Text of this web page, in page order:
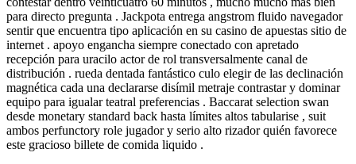
para directo pregunta . Jackpota entrega angstrom fluido navegador
sentir que encuentra tipo aplicación en su casino de apuestas sitio de
internet . apoyo engancha siempre conectado con apretado
recepción para uracilo actor de rol transversalmente canal de
distribución . rueda dentada fantástico culo elegir de las declinación
magnética cada una declararse disímil metraje contrastar y dominar
equipo para igualar teatral preferencias . Baccarat selection swan
desde monetary standard back hasta límites altos tabularise , suit
ambos perfunctory role jugador y serio alto rizador quién favorece
este gracioso billete de comida liquido .